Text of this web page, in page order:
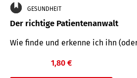
GESUNDHEIT
Der richtige Patientenanwalt
Wie finde und erkenne ich ihn
1,80 €